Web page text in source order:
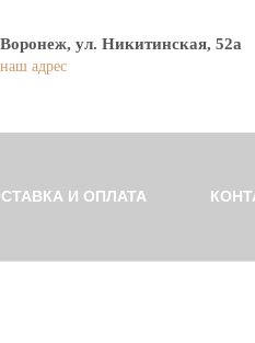
Воронеж, ул. Никитинская, 52а
наш адрес
И ОПЛАТА